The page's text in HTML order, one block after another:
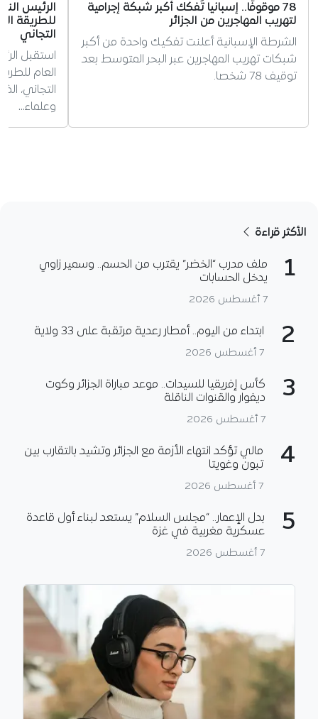
78 موقوفًا.. إسبانيا تُفكك أكبر شبكة إجرامية
لتهريب المهاجرين من الجزائر
الشرطة الإسبانية أعلنت تفكيك واحدة من أكبر
شبكات تهريب المهاجرين عبر البحر المتوسط بعد
توقيف 78 شخصا.
الرئيس
للطريقة
التجاني
استقبل
العام
التجاني،
وعلماء…
الأكثر قراءة
1
ملف مدرب “الخضر” يقترب من الحسم.. وسمير زاوي
يدخل الحسابات
7 أغسطس 2026
2 ابتداء من اليوم.. أمطار رعدية مرتقبة على 33 ولاية
7 أغسطس 2026
3
كأس إفريقيا للسيدات.. موعد مباراة الجزائر وكوت
ديفوار والقنوات الناقلة
7 أغسطس 2026
4
مالي تؤكد انتهاء الأزمة مع الجزائر وتشيد بالتقارب بين
تبون وغويتا
7 أغسطس 2026
5
بدل الإعمار.. “مجلس السلام” يستعد لبناء أول قاعدة
عسكرية مغربية في غزة
7 أغسطس 2026